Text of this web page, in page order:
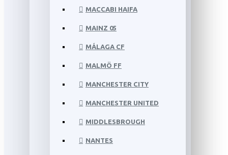
MACCABI HAIFA
MAINZ 05
MÁLAGA CF
MALMÖ FF
MANCHESTER CITY
MANCHESTER UNITED
MIDDLESBROUGH
NANTES